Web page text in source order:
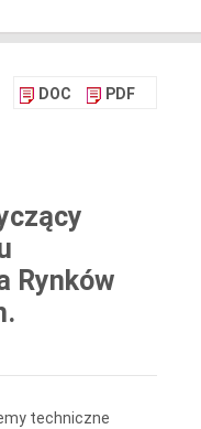
DOC PDF
Rynków
techniczne